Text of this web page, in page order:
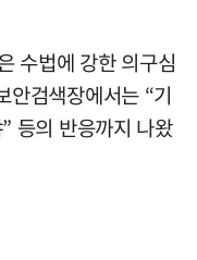
수법에 강한 의구심
안검색장에서는 “기
등의 반응까지 나왔